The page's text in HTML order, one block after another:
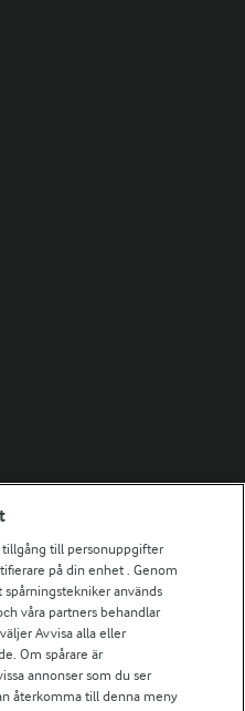
tillgång till personuppgifter
på din enhet . Genom
spårningstekniker används
våra partners behandlar
Avvisa alla eller
Om spårare är
annonser som du ser
återkomma till denna meny